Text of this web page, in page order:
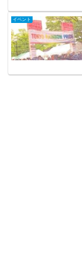
イベント